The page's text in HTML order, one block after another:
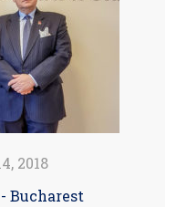
2018
Bucharest